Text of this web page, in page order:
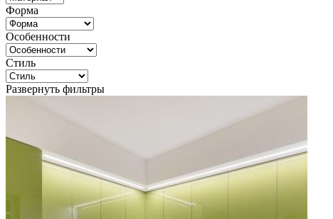
Форма
Особенности
Стиль
Развернуть фильтры